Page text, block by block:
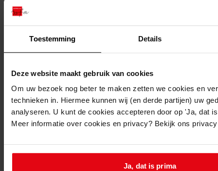
Toestemming Details
Deze website maakt gebruik van cookies
Om uw bezoek nog beter te maken zetten we cookies en
technieken in. Hiermee kunnen wij (en derde partijen) uw
analyseren. U kunt de cookies accepteren door op 'Ja, dat
Meer informatie over cookies en privacy? Bekijk ons
Ja, dat is prima